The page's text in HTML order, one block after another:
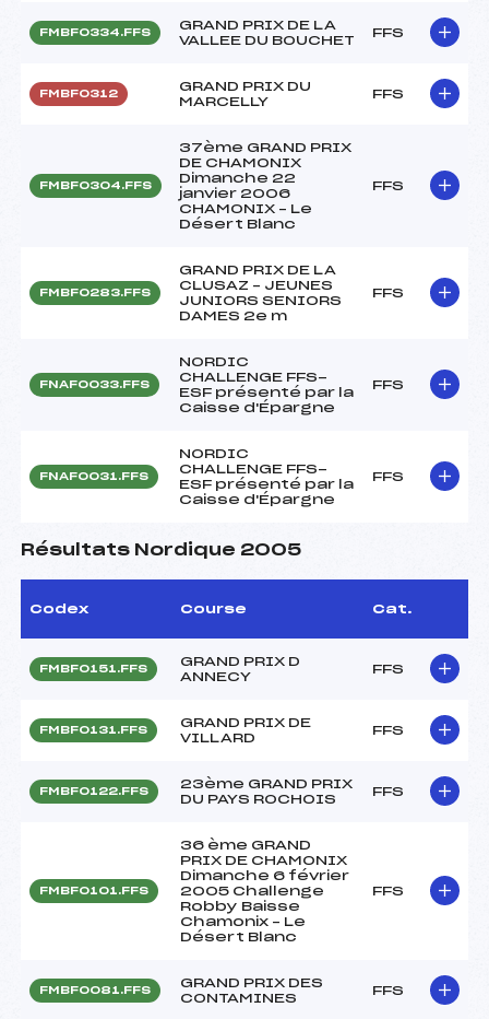
FMBF0334.FFS
GRAND PRIX DE LA
VALLEE DU BOUCHET
FFS
FMBF0312
GRAND PRIX DU
MARCELLY
FFS
FMBF0304.FFS
37ème GRAND PRIX
DE CHAMONIX
Dimanche 22
janvier 2006
CHAMONIX – Le
Désert Blanc
FFS
FMBF0283.FFS
GRAND PRIX DE LA
CLUSAZ – JEUNES
JUNIORS SENIORS
DAMES 2e m
FFS
FNAF0033.FFS
NORDIC
CHALLENGE FFS-
ESF présenté par la
Caisse d'Épargne
FFS
FNAF0031.FFS
NORDIC
CHALLENGE FFS-
ESF présenté par la
Caisse d'Épargne
FFS
Résultats Nordique 2005
Codex Course Cat.
FMBF0151.FFS
GRAND PRIX D
ANNECY
FFS
FMBF0131.FFS
GRAND PRIX DE
VILLARD
FFS
FMBF0122.FFS
23ème GRAND PRIX
DU PAYS ROCHOIS
FFS
FMBF0101.FFS
36 ème GRAND
PRIX DE CHAMONIX
Dimanche 6 février
2005 Challenge
Robby Baisse
Chamonix – Le
Désert Blanc
FFS
FMBF0081.FFS
GRAND PRIX DES
CONTAMINES
FFS